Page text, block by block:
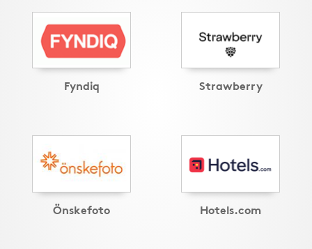
Fyndiq Strawberry
Önskefoto Hotels.com